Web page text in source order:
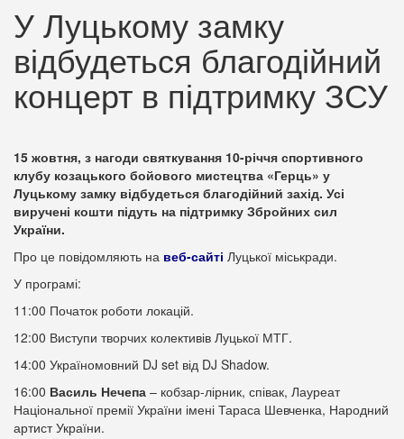
У Луцькому замку
відбудеться благодійний
концерт в підтримку ЗСУ
15 жовтня, з нагоди святкування 10-річчя спортивного
клубу козацького бойового мистецтва «Герць» у
Луцькому замку відбудеться благодійний захід. Усі
виручені кошти підуть на підтримку Збройних сил
України.
Про це повідомляють на веб-сайті Луцької міськради.
У програмі:
11:00 Початок роботи локацій.
12:00 Виступи творчих колективів Луцької МТГ.
14:00 Україномовний DJ set від DJ Shadow.
16:00 Василь Нечепа – кобзар-лірник, співак, Лауреат
Національної премії України імені Тараса Шевченка, Народний
артист України.